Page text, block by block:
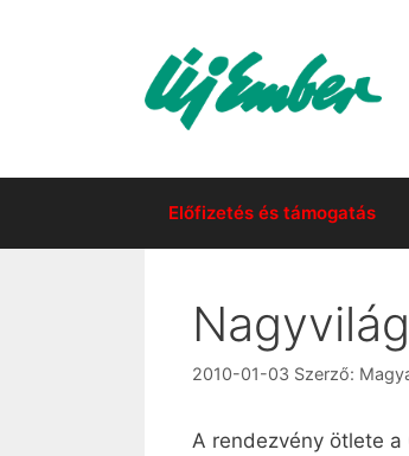
Előfizetés és támogatás
2010-01-03 Szerző:
A rendezvény ötlete